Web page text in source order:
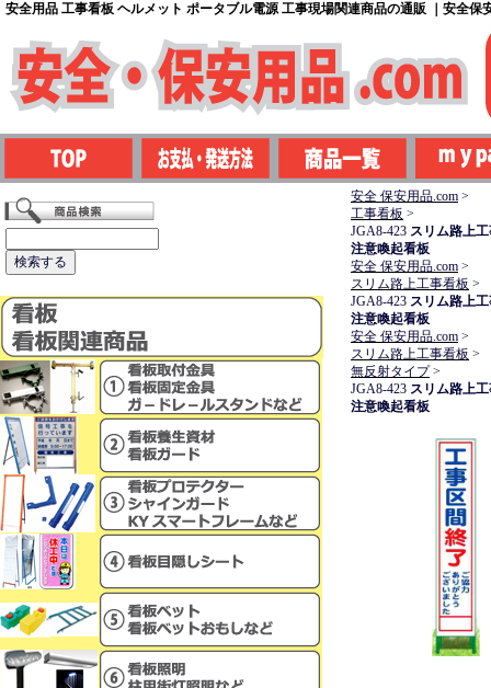
安全用品 工事看板 ヘルメット ポータブル電源 工事現場関連商品の通販 ｜安全保
安全 保安用品.com >
工事看板 >
JGA8-423 スリム路上
注意喚起看板
安全 保安用品.com >
スリム路上工事看板 >
JGA8-423 スリム路上
注意喚起看板
安全 保安用品.com >
スリム路上工事看板 >
無反射タイプ>
JGA8-423 スリム路上
注意喚起看板